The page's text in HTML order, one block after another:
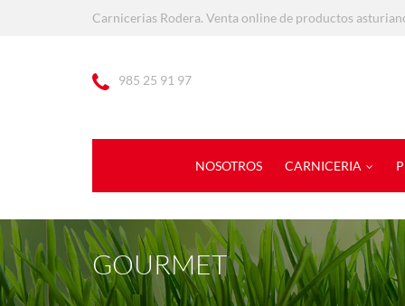
Carnicerias Rodera. Venta online de productos
985 25 91 97
NOSOTROS CARNICERIA
GOURMET